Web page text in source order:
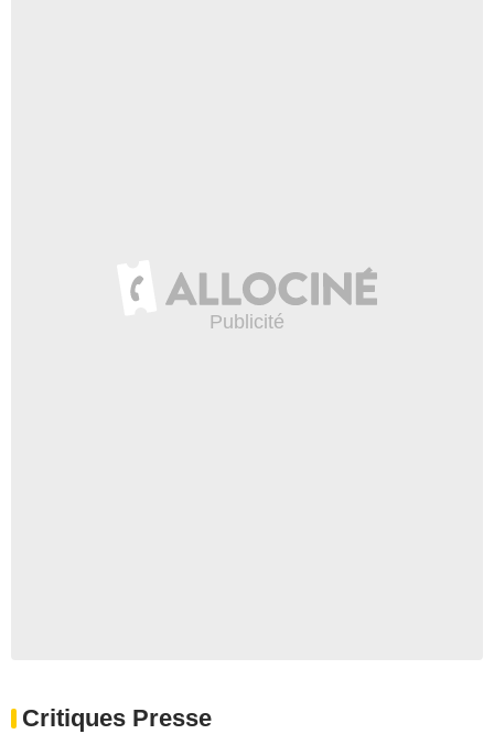
Critiques Presse